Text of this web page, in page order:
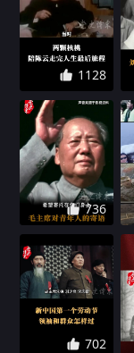
1128
736
702